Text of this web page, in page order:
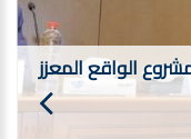
الواقع المعزز